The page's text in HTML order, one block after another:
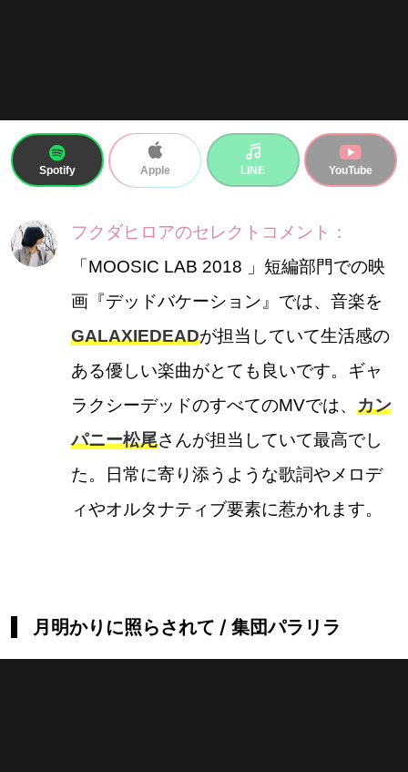
Spotify Apple LINE YouTube
フクダヒロアのセレクトコメント：
「MOOSIC LAB 2018 」短編部門での映
画『デッドバケーション』では、音楽を
GALAXIEDEADが担当していて生活感の
ある優しい楽曲がとても良いです。ギャ
ラクシーデッドのすべてのMVでは、 カン
パニー松尾さんが担当していて最高でし
た。日常に寄り添うような歌詞やメロデ
ィやオルタナティブ要素に惹かれます。
月明かりに照らされて / 集団パラリラ